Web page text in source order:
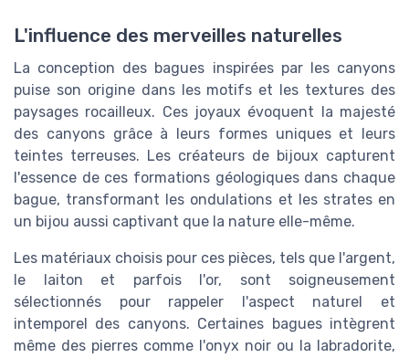
L'influence des merveilles naturelles
La conception des bagues inspirées par les canyons
puise son origine dans les motifs et les textures des
paysages rocailleux. Ces joyaux évoquent la majesté
des canyons grâce à leurs formes uniques et leurs
teintes terreuses. Les créateurs de bijoux capturent
l'essence de ces formations géologiques dans chaque
bague, transformant les ondulations et les strates en
un bijou aussi captivant que la nature elle-même.
Les matériaux choisis pour ces pièces, tels que l'argent,
le laiton et parfois l'or, sont soigneusement
sélectionnés pour rappeler l'aspect naturel et
intemporel des canyons. Certaines bagues intègrent
même des pierres comme l'onyx noir ou la labradorite,